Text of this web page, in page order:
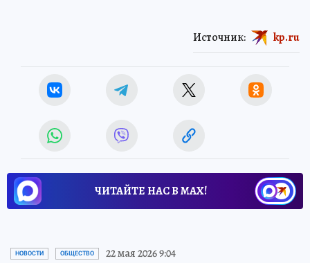
Источник: kp.ru
ЧИТАЙТЕ НАС В МАХ!
НОВОСТИ ОБЩЕСТВО 22 мая 2026 9:04